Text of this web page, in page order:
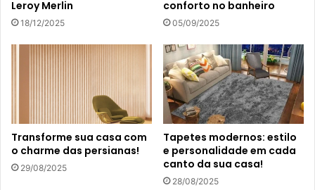
Leroy Merlin
18/12/2025
conforto no banheiro
05/09/2025
Transforme sua casa com
o charme das persianas!
29/08/2025
Tapetes modernos: estilo
e personalidade em cada
canto da sua casa!
28/08/2025